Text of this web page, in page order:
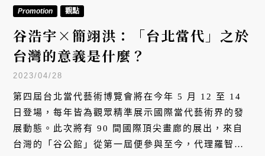
Promotion 觀點
谷浩宇×簡翊洪：「台北當代」之於
台灣的意義是什麼？
2023/04/28
第四屆台北當代藝術博覽會將在今年 5 月 12 至 14
日登場，每年皆為觀眾精準展示國際當代藝術界的發
展動態。此次將有 90 間國際頂尖畫廊的展出，來自
台灣的「谷公館」從第一屆便參與至今，代理羅智